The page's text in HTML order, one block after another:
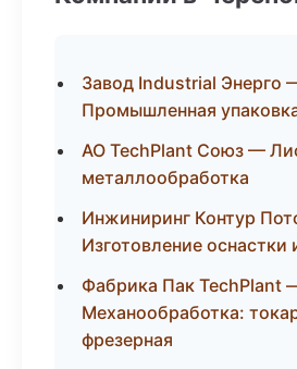
Завод Industrial Энерго
Промышленная
АО TechPlant Союз —
металлообработка
Инжиниринг Контур
Изготовление оснастки
Фабрика Пак TechPlant
Механообработка:
фрезерная